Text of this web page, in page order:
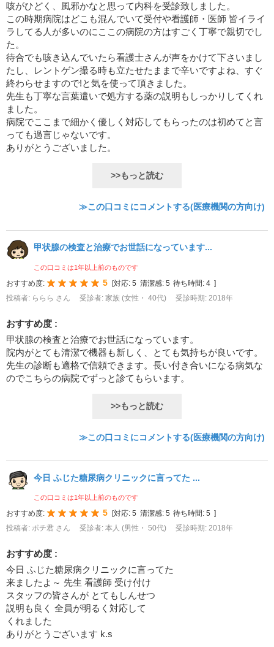
咳がひどく、風邪かなと思って内科を受診致しました。
この時期病院はどこも混んでいて受付や看護師・医師 皆イライ
ラしてる人が多いのにここの病院の方はすごく丁寧で親切でし
た。
待合でも咳き込んでいたら看護士さんが声をかけて下さいまし
たし、レントゲン撮る時も立たせたままで辛いですよね、すぐ
終わらせますので!と気を使って頂きました。
先生も丁寧な言葉遣いで処方する薬の説明もしっかりしてくれ
ました。
病院でここまで細かく優しく対応してもらったのは初めてと言
っても過言じゃないです。
ありがとうございました。
>>もっと読む
≫この口コミにコメントする(医療機関の方向け)
甲状腺の検査と治療でお世話になっています...
この口コミは1年以上前のものです
おすすめ度: 5 [対応: 5 清潔感: 5 待ち時間: 4 ]
投稿者: ららら さん
受診者: 家族 (女性・ 40代) 受診時期: 2018年
おすすめ度 :
甲状腺の検査と治療でお世話になっています。
院内がとても清潔で機器も新しく、とても気持ちが良いです。
先生の診断も適格で信頼できます。長い付き合いになる病気な
のでこちらの病院でずっと診てもらいます。
>>もっと読む
≫この口コミにコメントする(医療機関の方向け)
今日 ふじた糖尿病クリニックに言ってた ...
この口コミは1年以上前のものです
おすすめ度: 5 対応: 5 清潔感: 5 待ち時間: 5
投稿者: ポチ君 さん
受診者: 本人 (男性・ 50代) 受診時期: 2018年
おすすめ度 :
今日 ふじた糖尿病クリニックに言ってた
来ましたよ～ 先生 看護師 受け付け
スタッフの皆さんが とてもしんせつ
説明も良く 全員が明るく対応して
くれました
ありがとうございます k.s